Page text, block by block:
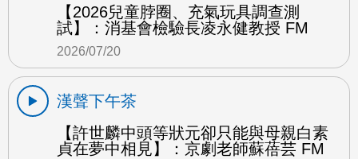
【2026兒童脖圈、充氣玩具調查測
試】：消基會檢驗長凌永健教授 FM
2026/07/20
漢聲下午茶
【許世麟中頭等狀元卻只能與母親白素
貞在夢中相見】：京劇老師蘇蓓芸 FM